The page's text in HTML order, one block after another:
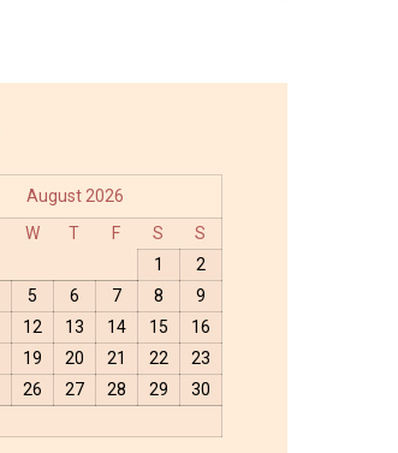
August 2026
W T F S
S
1
2
5 6 7 8
9
12 13 14 15
16
19 20 21 22
23
26 27 28 29
30